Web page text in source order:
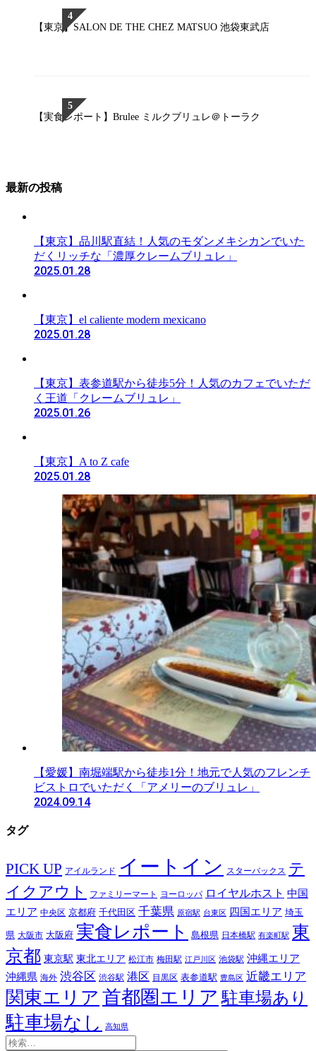
【東京】SALON DE THE CHEZ MATSUO 池袋東武店
【実食レポート】Brulee ミルクブリュレ＠トーラク
最新の投稿
【東京】品川駅直結！人気のモダンメキシカンでいた
だくリッチな「濃厚クレームブリュレ」
2025.01.28
【東京】el caliente modern mexicano
2025.01.28
【東京】表参道駅から徒歩5分！人気のカフェでいただ
く王道「クレームブリュレ」
2025.01.26
【東京】A to Z cafe
2025.01.28
【愛媛】南堀端駅から徒歩1分！地元で人気のフレンチ
ビストロでいただく「アメリーのブリュレ」
2024.09.14
タグ
PICK UP アイルランド イートイン スターバックス テ
イクアウト
ファミリーマート ヨーロッパ ロイヤルホスト 中国
エリア 中央区 京都府 千代田区 千葉県 原宿駅 台東区 四国エリア 埼玉
県 大阪市 大阪府 実食レポート 島根県 日本橋駅 有楽町駅 東
京都 東京駅 東北エリア 松江市 梅田駅 江戸川区 池袋駅 沖縄エリア
沖縄県 海外 渋谷区 渋谷駅 港区 目黒区 表参道駅 豊島区 近畿エリア
関東エリア 首都圏エリア 駐車場あり
駐車場なし 高知県
検